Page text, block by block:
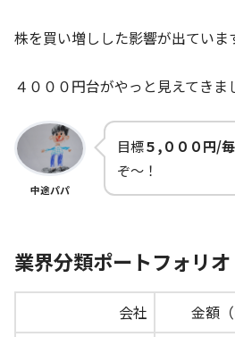
株を買い増しした影響が出ていま
４０００円台がやっと見えてき
中途パパ
目標５,０００円/
ぞ～！
業界分類ポートフォリオ
会社 金額（